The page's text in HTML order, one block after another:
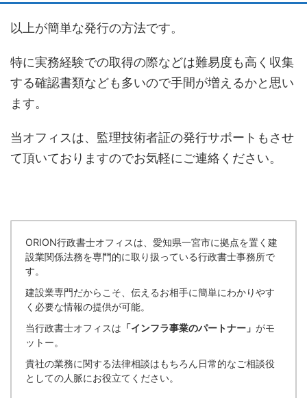
以上が簡単な発行の方法です。
特に実務経験での取得の際などは難易度も高く収集
する確認書類なども多いので手間が増えるかと思い
ます。
当オフィスは、監理技術者証の発行サポートもさせ
て頂いておりますのでお気軽にご連絡ください。
ORION行政書士オフィスは、愛知県一宮市に拠点を置く建
設業関係法務を専門的に取り扱っている行政書士事務所で
す。
建設業専門だからこそ、伝えるお相手に簡単にわかりやす
く必要な情報の提供が可能。
当行政書士オフィスは 「インフラ事業のパートナー」 がモ
ットー。
貴社の業務に関する法律相談はもちろん日常的なご相談役
としての人脈にお役立てください。